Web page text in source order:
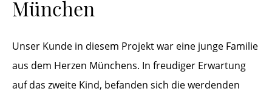
München
Unser Kunde in diesem Projekt war eine junge Familie
aus dem Herzen Münchens. In freudiger Erwartung
auf das zweite Kind, befanden sich die werdenden